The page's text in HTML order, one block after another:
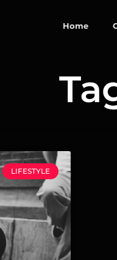
Home
LIFESTYLE